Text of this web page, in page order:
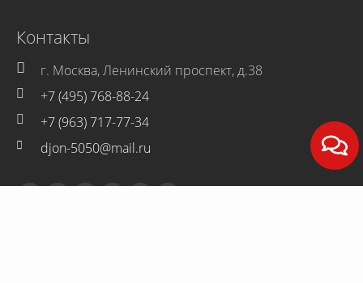
Контакты
г. Москва, Ленинский проспект, д.38
+7 (495) 768-88-24
+7 (963) 717-77-34
djon-5050@mail.ru